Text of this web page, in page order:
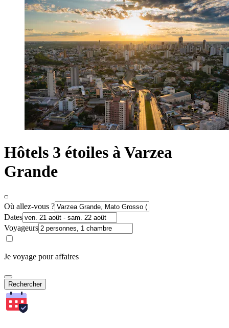
Hôtels 3 étoiles à Varzea
Grande
Où allez-vous ?
Dates
Voyageurs
Je voyage pour affaires
Rechercher